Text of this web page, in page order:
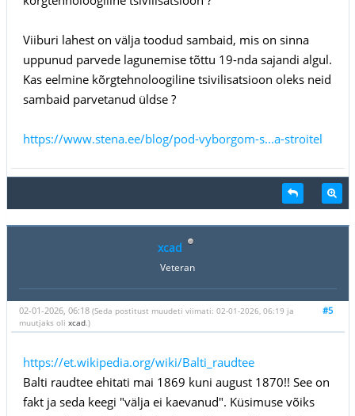
Viiburi lahest on välja toodud sambaid, mis on sinna
uppunud parvede lagunemise tõttu 19-nda sajandi algul.
Kas eelmine kõrgtehnoloogiline tsivilisatsioon oleks neid
sambaid parvetanud üldse ?
https://www.stena.ee/blog/pod-vyborgom-s...a-stroitel
xcad
Veteran
#5
02-01-2026, 06:18 (Seda postitust muudeti viimati: 02-01-2026, 06:19 ja
muutjaks oli xcad.)
https://et.wikipedia.org/wiki/Balti_raudtee
Balti raudtee ehitati mai 1869 kuni august 1870!! See on
fakt ja seda keegi "välja ei kaevanud". Küsimuse võiks